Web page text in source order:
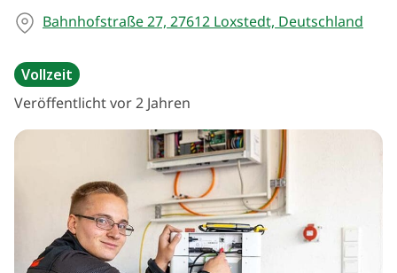
Bahnhofstraße 27, 27612 Loxstedt, Deutschland
Vollzeit
Veröffentlicht vor 2 Jahren